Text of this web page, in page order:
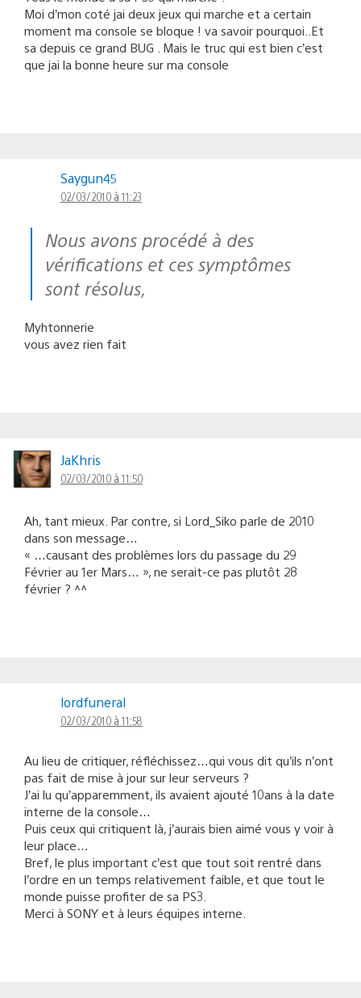
Moi d’mon coté jai deux jeux qui marche et a certain
moment ma console se bloque ! va savoir pourquoi..Et
sa depuis ce grand BUG . Mais le truc qui est bien c’est
que jai la bonne heure sur ma console
Saygun45
02/03/2010 à 11:23
Nous avons procédé à des
vérifications et ces symptômes
sont résolus,
Myhtonnerie
vous avez rien fait
JaKhris
02/03/2010 à 11:50
Ah, tant mieux. Par contre, si Lord_Siko parle de 2010
dans son message…
« …causant des problèmes lors du passage du 29
Février au 1er Mars… », ne serait-ce pas plutôt 28
février ? ^^
lordfuneral
02/03/2010 à 11:58
Au lieu de critiquer, réfléchissez…qui vous dit qu’ils n’ont
pas fait de mise à jour sur leur serveurs ?
J’ai lu qu’apparemment, ils avaient ajouté 10ans à la date
interne de la console…
Puis ceux qui critiquent là, j’aurais bien aimé vous y voir à
leur place…
Bref, le plus important c’est que tout soit rentré dans
l’ordre en un temps relativement faible, et que tout le
monde puisse profiter de sa PS3.
Merci à SONY et à leurs équipes interne.